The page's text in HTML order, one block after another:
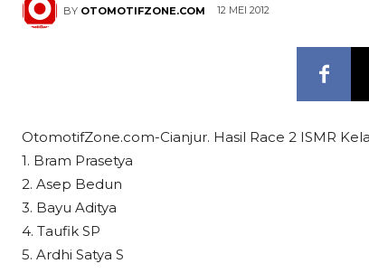
BY OTOMOTIFZONE.COM 12 MEI 2012
OtomotifZone.com-Cianjur. Hasil Race 2 ISMR
1. Bram Prasetya
2. Asep Bedun
3. Bayu Aditya
4. Taufik SP
5. Ardhi Satya S